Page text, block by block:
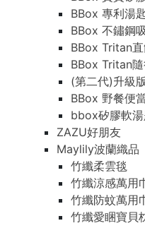
BBox 專利湯
BBox 不鏽鋼
BBox Tritan
BBox Tritan
(第二代)升級
BBox 野餐便
bbox矽膠軟
ZAZU好朋友
Maylily波蘭織品
竹纖柔雲毯
竹纖涼感萬用
竹纖防蚊萬用
竹纖愛睏寶貝